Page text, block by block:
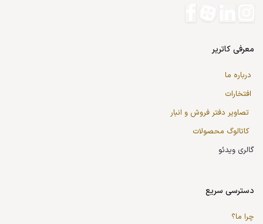
معرفی کاتریر
درباره ما
افتخارات
تصاویر دفتر فروش و انبار
کاتالوگ محصولات
گالری ویدئو
دسترسی سریع
چرا ما؟